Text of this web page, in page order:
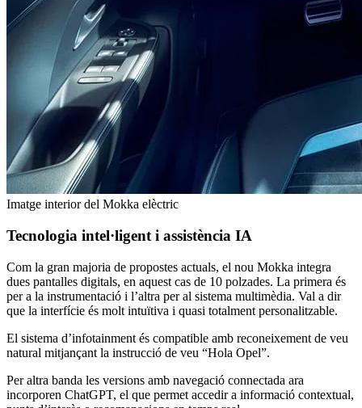
Imatge interior del Mokka elèctric
Tecnologia intel·ligent i assistència IA
Com la gran majoria de propostes actuals, el nou Mokka integra
dues pantalles digitals, en aquest cas de 10 polzades. La primera és
per a la instrumentació i l’altra per al sistema multimèdia. Val a dir
que la interfície és molt intuïtiva i quasi totalment personalitzable.
El sistema d’infotainment és compatible amb reconeixement de veu
natural mitjançant la instrucció de veu “Hola Opel”.
Per altra banda les versions amb navegació connectada ara
incorporen ChatGPT, el que permet accedir a informació contextual,